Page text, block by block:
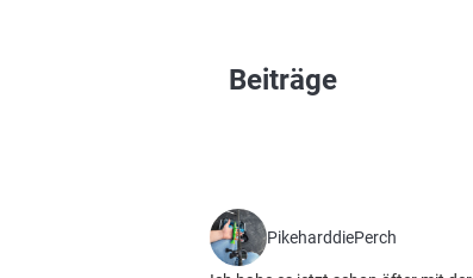
Beiträge
PikeharddiePerch